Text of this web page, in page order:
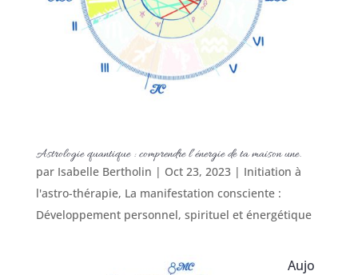
Astrologie quantique : comprendre l’énergie de ta maison une.
par Isabelle Bertholin | Oct 23, 2023| Initiation à
l'astro-thérapie, La manifestation consciente :
Développement personnel, spirituel et énergétique
Aujo